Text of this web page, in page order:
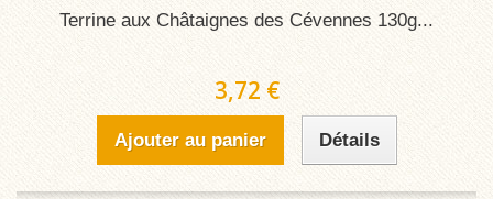
Terrine aux Châtaignes des Cévennes 130g...
3,72 €
Ajouter au panier Détails